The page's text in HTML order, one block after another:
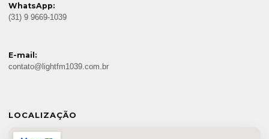
WhatsApp:
(31) 9 9669-1039
E-mail:
contato@lightfm1039.com.br
LOCALIZAÇÃO